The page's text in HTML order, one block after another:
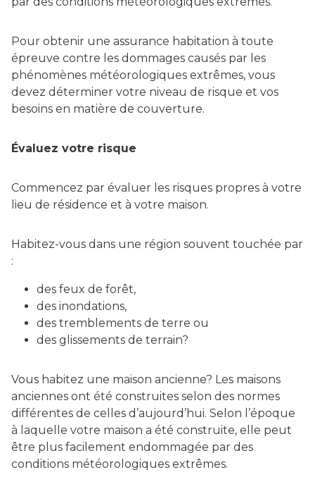
Pour obtenir une assurance habitation à toute
épreuve contre les dommages causés par les
phénomènes météorologiques extrêmes, vous
devez déterminer votre niveau de risque et vos
besoins en matière de couverture.
Évaluez votre risque
Commencez par évaluer les risques propres à votre
lieu de résidence et à votre maison.
Habitez-vous dans une région souvent touchée par
:
des feux de forêt,
des inondations,
des tremblements de terre ou
des glissements de terrain?
Vous habitez une maison ancienne? Les maisons
anciennes ont été construites selon des normes
différentes de celles d’aujourd’hui. Selon l’époque
à laquelle votre maison a été construite, elle peut
être plus facilement endommagée par des
conditions météorologiques extrêmes.